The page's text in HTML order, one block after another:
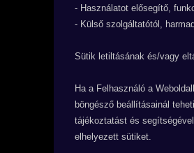
- Használatot elősegítő,
- Külső szolgáltatótól,
Sütik letiltásának és/vagy
Ha a Felhasználó a
böngésző beállításainál
tájékoztatást és
elhelyezett sütiket.